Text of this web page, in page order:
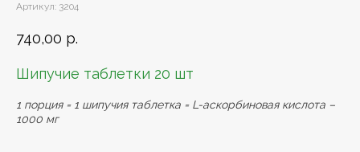
Артикул: 3204
740,00 р.
Шипучие таблетки 20 шт
1 порция = 1 шипучия таблетка = L-аскорбиновая кислота –
1000 мг